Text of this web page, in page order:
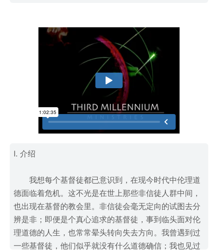
I. 介绍
我想每个基督徒都已意识到，在现今时代中伦理道
德面临着危机。这不光是在世上那些非信徒人群中间，
也出现在基督的教会里。非信徒会毫无定向的试图去分
辨是非；即便是个真心追求的基督徒，事到临头面对伦
理道德的人生，也常常晕头转向失去方向。我曾遇到过
一些基督徒，他们似乎就没有什么道德确信；我也见过